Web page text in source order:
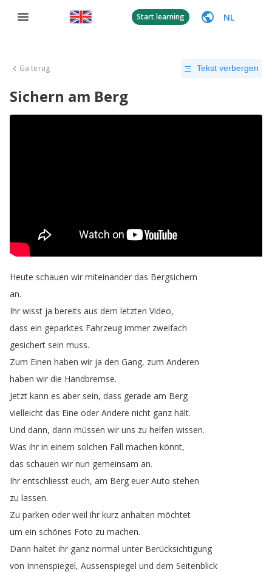
Start learning NL
Ga terug Tekst verbergen
Sichern am Berg
Heute schauen wir miteinander das Bergsichern
an.
Ihr wisst ja bereits aus dem letzten Video,
dass ein geparktes Fahrzeug immer zweifach
gesichert sein muss.
Zum Einen haben wir ja den Gang, zum Anderen
haben wir die Handbremse.
Jetzt kann es aber sein, dass gerade am Berg
vielleicht das Eine oder Andere nicht ganz hält.
Und dann, dann müssen wir uns zu helfen wissen.
Was ihr in einem solchen Fall machen könnt,
das schauen wir nun gemeinsam an.
Ihr entschliesst euch, am Berg euer Auto stehen
zu lassen.
Zu parken oder weil ihr kurz anhalten möchtet
um ein schönes Foto zu machen.
Dann haltet ihr ganz normal unter Berücksichtigung
von Innenspiegel, Aussenspiegel und dem Seitenblick